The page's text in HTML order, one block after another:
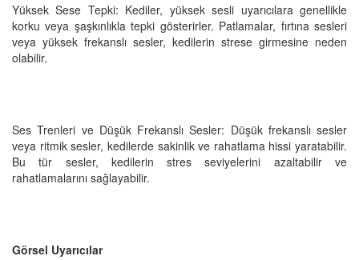
Yüksek Sese Tepki: Kediler, yüksek sesli uyarıcılara genellikle
korku veya şaşkınlıkla tepki gösterirler. Patlamalar, fırtına sesleri
veya yüksek frekanslı sesler, kedilerin strese girmesine neden
olabilir.
Ses Trenleri ve Düşük Frekanslı Sesler: Düşük frekanslı sesler
veya ritmik sesler, kedilerde sakinlik ve rahatlama hissi yaratabilir.
Bu tür sesler, kedilerin stres seviyelerini azaltabilir ve
rahatlamalarını sağlayabilir.
Görsel Uyarıcılar